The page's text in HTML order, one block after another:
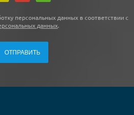
персональных данных в соответствии с
данных.